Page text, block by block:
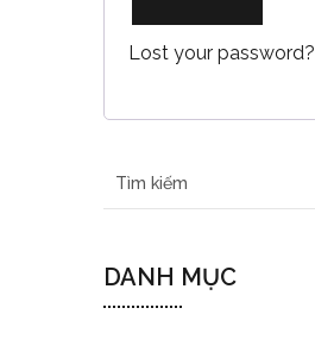
Lost your password?
DANH MỤC